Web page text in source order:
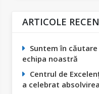
ARTICOLE
Suntem în
echipa noastră
Centrul de
a celebrat